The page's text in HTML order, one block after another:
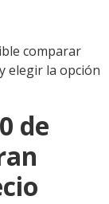
comparar
elegir la opción
de